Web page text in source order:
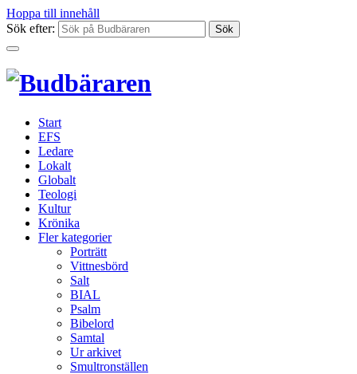
Hoppa till innehåll
Sök efter:
Start
EFS
Ledare
Lokalt
Globalt
Teologi
Kultur
Krönika
Fler kategorier
Porträtt
Vittnesbörd
Salt
BIAL
Psalm
Bibelord
Samtal
Ur arkivet
Smultronställen